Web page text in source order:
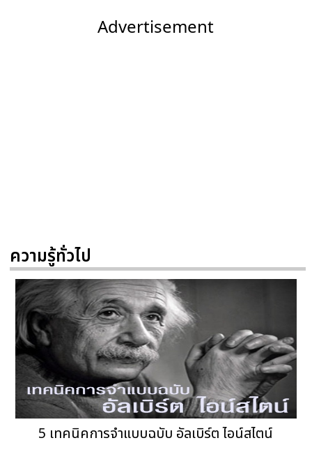
Advertisement
ความรู้ทั่วไป
5 เทคนิคการจำแบบฉบับ อัลเบิร์ต ไอน์สไตน์